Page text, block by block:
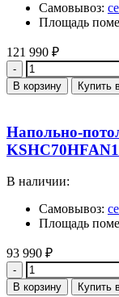
Самовывоз:
Площадь
121 990 ₽
Количество
В корзину Купить
Напольно-
В наличии:
Самовывоз:
Площадь
93 990 ₽
Количество
В корзину Купить